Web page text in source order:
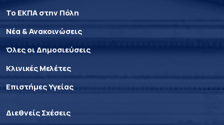
Το ΕΚΠΑ στην Πόλη
Νέα & Ανακοινώσεις
Όλες οι Δημοσιεύσεις
Κλινικές Μελέτες
Επιστήμες Υγείας
Διεθνείς Σχέσεις